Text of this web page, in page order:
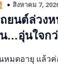
สิงหาคม 7,
ยนต์ล่วง
…อุ่นใจก
หมดอายุ แล้ว